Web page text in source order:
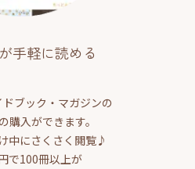
手軽に読める
ブック・マガジンの
購入ができます。
中にさくさく閲覧♪
で100冊以上が